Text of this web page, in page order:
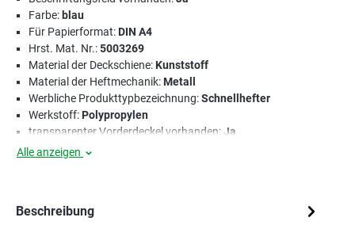
Farbe: blau
Für Papierformat:DIN A4
Hrst. Mat. Nr.:5003269
Material der Deckschiene:Kunststoff
Material der Heftmechanik:Metall
Werbliche Produkttypbezeichnung:Schnellhefter
Werkstoff:Polypropylen
transparenter Vorderdeckel vorhanden:Ja
Alle anzeigen
Beschreibung